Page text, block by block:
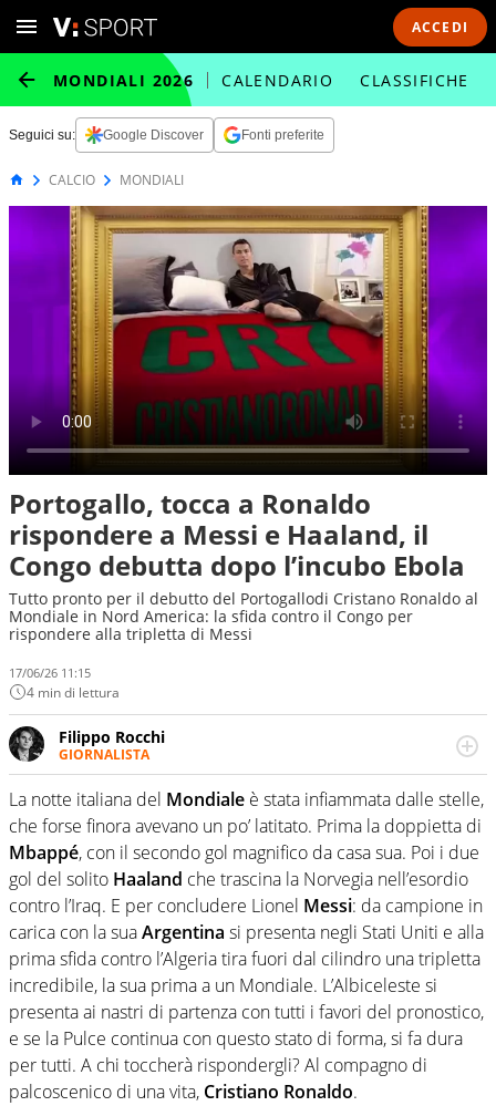
ACCEDI
MONDIALI 2026 CALENDARIO CLASSIFICHE
Seguici su: Google Discover Fonti preferite
CALCIO MONDIALI
Portogallo, tocca a Ronaldo
rispondere a Messi e Haaland, il
Congo debutta dopo l’incubo Ebola
Tutto pronto per il debutto del Portogallodi Cristano Ronaldo al
Mondiale in Nord America: la sfida contro il Congo per
rispondere alla tripletta di Messi
17/06/26 11:15
4 min di lettura
Filippo Rocchi
GIORNALISTA
Cresciuto tra una staccata di Alonso, un dritto di Federer
e un fade away di Kobe, il calcio ha la meglio. Ha seguito
diverse manifestazioni sportive e non. Ama scoprire
nuove storie e raccontarle.
La notte italiana del Mondiale è stata infiammata dalle stelle,
che forse finora avevano un po’ latitato. Prima la doppietta di
Mbappé, con il secondo gol magnifico da casa sua. Poi i due
gol del solito Haaland che trascina la Norvegia nell’esordio
contro l’Iraq. E per concludere Lionel Messi: da campione in
carica con la suaArgentina si presenta negli Stati Uniti e alla
prima sfida contro l’Algeria tira fuori dal cilindro una tripletta
incredibile, la sua prima a un Mondiale. L’Albiceleste si
presenta ai nastri di partenza con tutti i favori del pronostico,
e se la Pulce continua con questo stato di forma, si fa dura
per tutti. A chi toccherà rispondergli? Al compagno di
palcoscenico di una vita, Cristiano Ronaldo.